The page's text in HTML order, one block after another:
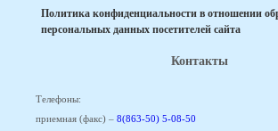
Политика конфиденциальности в отношении
персональных данных посетителей сайта
Контакты
Телефоны:
приемная (факс) – 8(863-50) 5-08-50